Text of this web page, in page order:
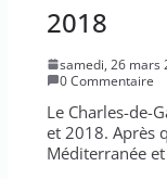
2018
samedi, 26 mars
0 Commentaire
Le Charles-de-
et 2018. Après
Méditerranée